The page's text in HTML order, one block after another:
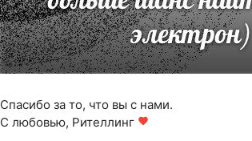
Спасибо за то, что вы с нами.
С любовью, Рителлинг favorite